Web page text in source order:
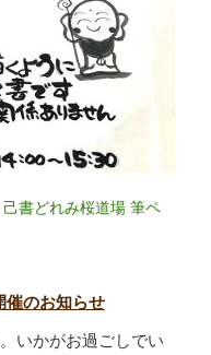
己書どれみ桜道場 筆ペ
のお知らせ
いかがお過ごしでい